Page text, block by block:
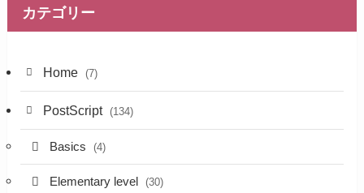
カテゴリー
Home (7)
PostScript (134)
Basics (4)
Elementary level (30)